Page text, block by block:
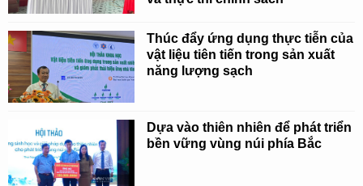
Thúc đẩy ứng dụng thực tiễn của
vật liệu tiên tiến trong sản xuất
năng lượng sạch
Dựa vào thiên nhiên để phát triển
bền vững vùng núi phía Bắc